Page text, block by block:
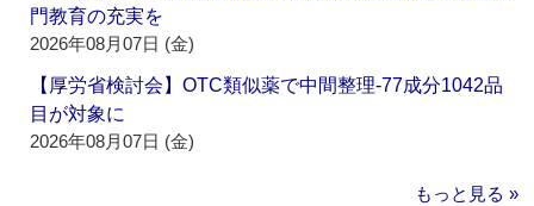
門教育の充実を
2026年08月07日 (金)
【厚労省検討会】OTC類似薬で中間整理‐77成分1042品
目が対象に
2026年08月07日 (金)
もっと見る »